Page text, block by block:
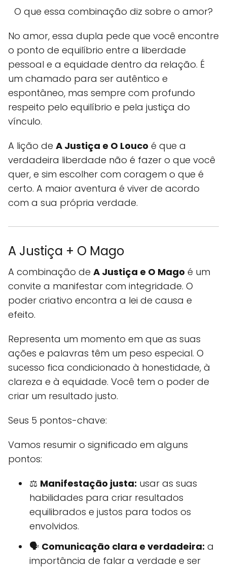
O que essa combinação diz sobre o amor?
No amor, essa dupla pede que você encontre
o ponto de equilíbrio entre a liberdade
pessoal e a equidade dentro da relação. É
um chamado para ser autêntico e
espontâneo, mas sempre com profundo
respeito pelo equilíbrio e pela justiça do
vínculo.
A lição de A Justiça e O Louco é que a
verdadeira liberdade não é fazer o que você
quer, e sim escolher com coragem o que é
certo. A maior aventura é viver de acordo
com a sua própria verdade.
A Justiça + O Mago
A combinação de A Justiça e O Mago é um
convite a manifestar com integridade. O
poder criativo encontra a lei de causa e
efeito.
Representa um momento em que as suas
ações e palavras têm um peso especial. O
sucesso fica condicionado à honestidade, à
clareza e à equidade. Você tem o poder de
criar um resultado justo.
Seus 5 pontos-chave:
Vamos resumir o significado em alguns
pontos:
⚖️ Manifestação justa: usar as suas
habilidades para criar resultados
equilibrados e justos para todos os
envolvidos.
🗣️ Comunicação clara e verdadeira: a
importância de falar a verdade e ser